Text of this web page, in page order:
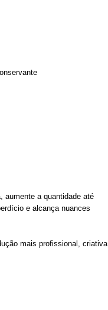
aumente a quantidade até
e alcança nuances
mais profissional, criativa